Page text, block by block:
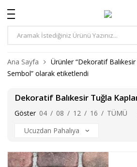
Ürün
Ana Sayfa
Ürünler “Dekoratif
Sembol” olarak etiketlendi
Dekoratif Balıkesir Tuğla
Göster 04 / 08 / 12 / 16 / TÜMÜ